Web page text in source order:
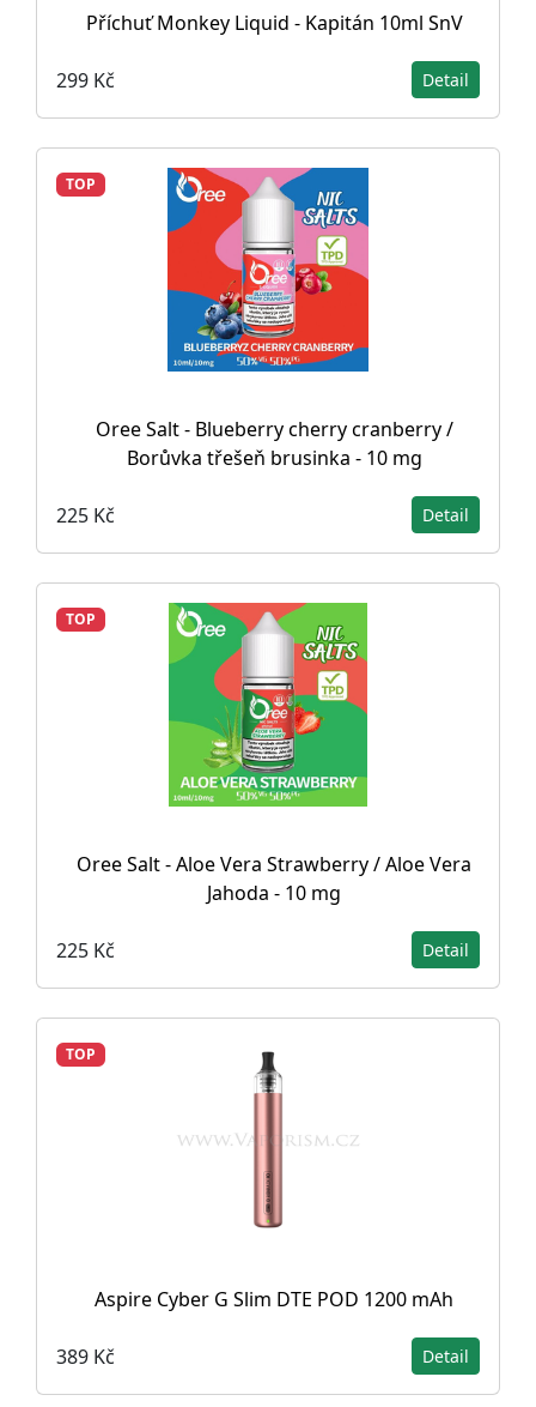
Příchuť Monkey Liquid - Kapitán 10ml SnV
299 Kč Detail
TOP
Oree Salt - Blueberry cherry cranberry /
Borůvka třešeň brusinka - 10 mg
225 Kč Detail
TOP
Oree Salt - Aloe Vera Strawberry / Aloe Vera
Jahoda - 10 mg
225 Kč Detail
TOP
Aspire Cyber G Slim DTE POD 1200 mAh
389 Kč Detail